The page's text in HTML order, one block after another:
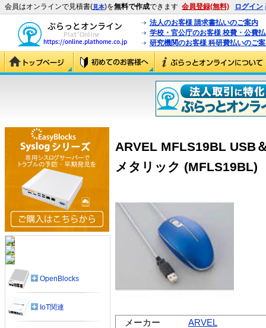
会員はオンラインで見積書(見本)を無料で作成できます 会員登録(無料) ログイン
法人のお客様 請求書払いのご案内
学校・官公庁のお客様 校費・公費
研究機関のお客様 科研費払いのご
ARVEL MFLS19BL USB
メタリック (MFLS19BL)
メーカー
ARVEL
OpenBlocks
IoT関連